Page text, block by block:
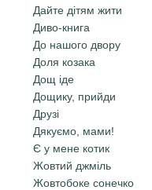
Дайте дітям жити
Диво-книга
До нашого двору
Доля козака
Дощ іде
Дощику, прийди
Друзі
Дякуємо, мами!
Є у мене котик
Жовтий джміль
Жовтобоке сонечко